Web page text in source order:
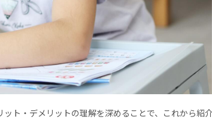
ト・デメリットの理解を深めることで、これから紹